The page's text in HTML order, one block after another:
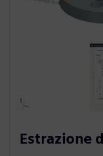
Estrazione